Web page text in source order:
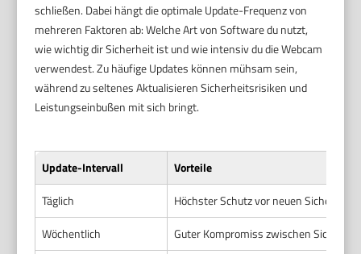
schließen. Dabei hängt die optimale Update-Frequenz von
mehreren Faktoren ab: Welche Art von Software du nutzt,
wie wichtig dir Sicherheit ist und wie intensiv du die Webcam
verwendest. Zu häufige Updates können mühsam sein,
während zu seltenes Aktualisieren Sicherheitsrisiken und
Leistungseinbußen mit sich bringt.
Update-Intervall
Vorteile
Täglich
Höchster Schutz vor neuen
Wöchentlich
Guter Kompromiss zwischen